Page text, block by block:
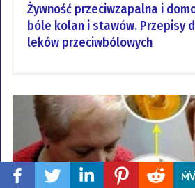
Żywność przeciwzapalna i
bóle kolan i stawów. Przepisy
leków przeciwbólowych